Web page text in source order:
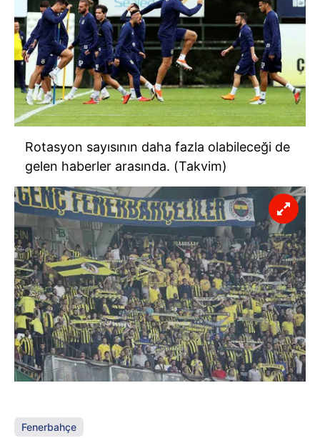
Rotasyon sayısının daha fazla olabileceği de
gelen haberler arasında. (Takvim)
Fenerbahçe